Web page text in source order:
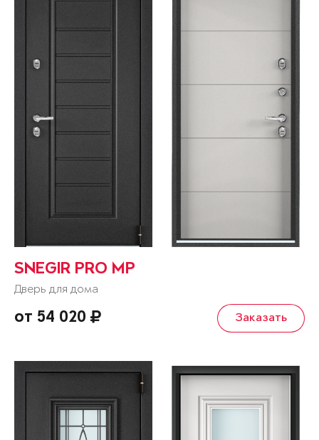
SNEGIR PRO MP
Дверь для дома
от 54 020 Заказать